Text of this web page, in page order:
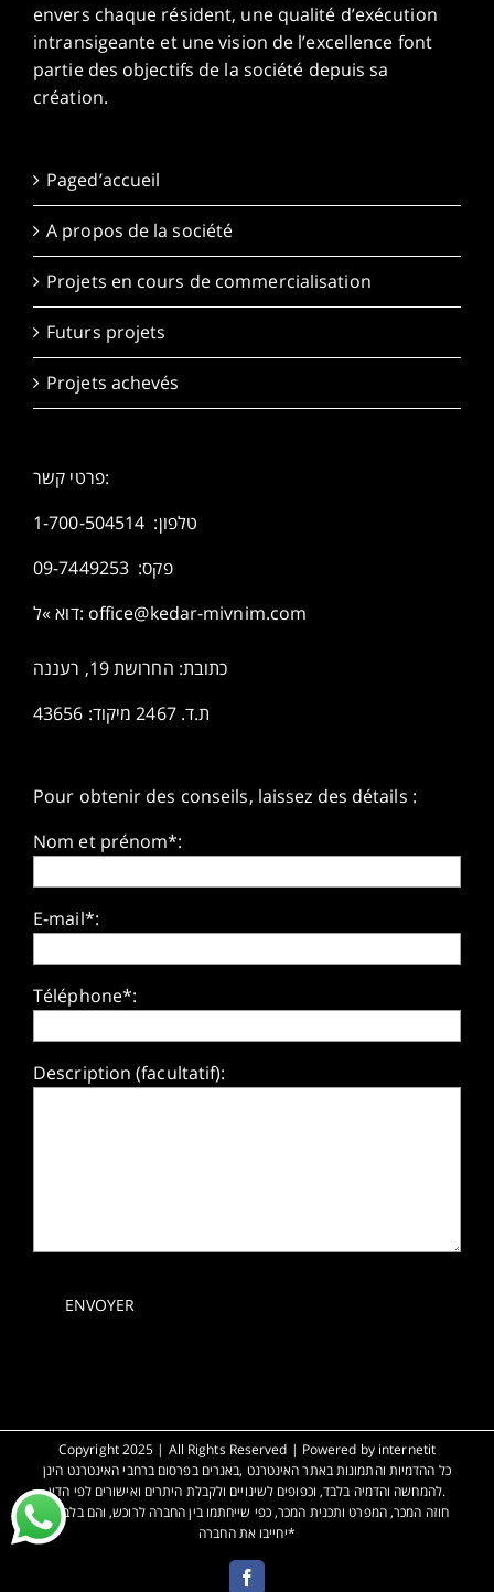
envers chaque résident, une qualité d’exécution
intransigeante et une vision de l’excellence font
partie des objectifs de la société depuis sa
création.
Paged’accueil
A propos de la société
Projets en cours de commercialisation
Futurs projets
Projets achevés
פרטי קשר:
טלפון: 1-700-504514
פקס: 09-7449253
דוא »ל: office@kedar-mivnim.com
כתובת: החרושת 19, רעננה
ת.ד. 2467 מיקוד: 43656
Pour obtenir des conseils, laissez des détails :
Nom et prénom*:
E-mail*:
Téléphone*:
Description (facultatif):
Copyright 2025 | All Rights Reserved | Powered by internetit
כל ההדמיות והתמונות באתר האינטרנט ,באנרים בפרסום ברחבי האינטרנט הינן
להמחשה והדמיה בלבד, וכפופים לשינויים ולקבלת היתרים ואישורים לפי הדין.
יחייבו את החברה*
Facebook